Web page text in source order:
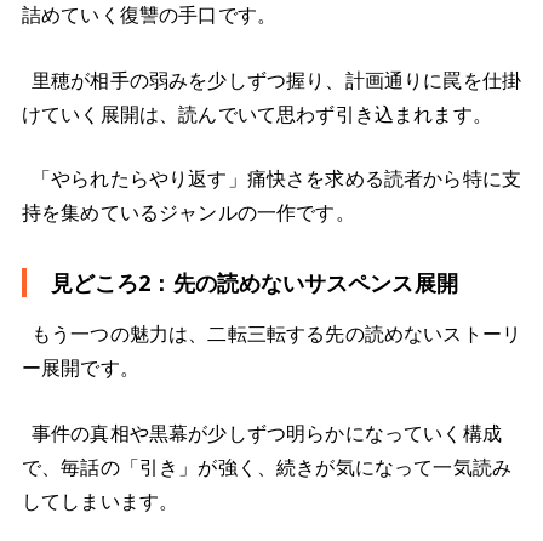
詰めていく復讐の手口です。
里穂が相手の弱みを少しずつ握り、計画通りに罠を仕掛
けていく展開は、読んでいて思わず引き込まれます。
「やられたらやり返す」痛快さを求める読者から特に支
持を集めているジャンルの一作です。
見どころ2：先の読めないサスペンス展開
もう一つの魅力は、二転三転する先の読めないストーリ
ー展開です。
事件の真相や黒幕が少しずつ明らかになっていく構成
で、毎話の「引き」が強く、続きが気になって一気読み
してしまいます。